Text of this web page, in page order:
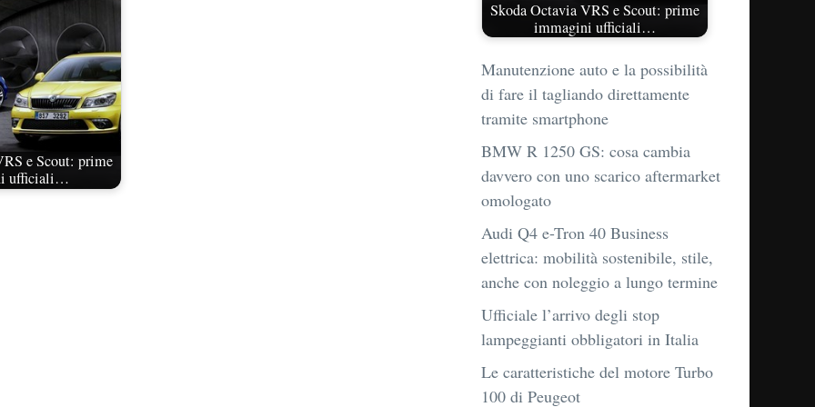
e Scout: prime
ufficiali…
Skoda Octavia VRS e Scout: prime
immagini ufficiali…
Manutenzione auto e la possibilità
di fare il tagliando direttamente
tramite smartphone
BMW R 1250 GS: cosa cambia
davvero con uno scarico aftermarket
omologato
Audi Q4 e-Tron 40 Business
elettrica: mobilità sostenibile, stile,
anche con noleggio a lungo termine
Ufficiale l’arrivo degli stop
lampeggianti obbligatori in Italia
Le caratteristiche del motore Turbo
100 di Peugeot